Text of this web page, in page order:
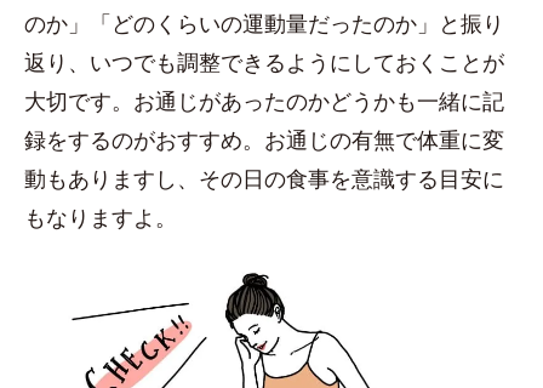
のか」「どのくらいの運動量だったのか」と振り
返り、いつでも調整できるようにしておくことが
大切です。お通じがあったのかどうかも一緒に記
録をするのがおすすめ。お通じの有無で体重に変
動もありますし、その日の食事を意識する目安に
もなりますよ。